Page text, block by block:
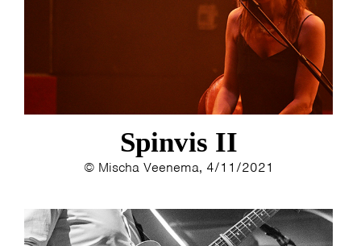
Spinvis II
© Mischa Veenema, 4/11/2021